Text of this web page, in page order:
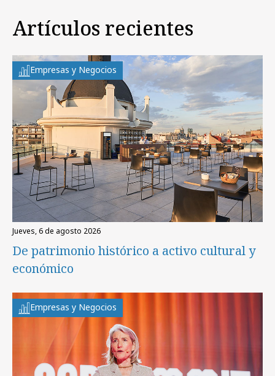
Artículos recientes
Empresas y Negocios
jueves, 6 de agosto 2026
De patrimonio histórico a activo cultural y
económico
Empresas y Negocios